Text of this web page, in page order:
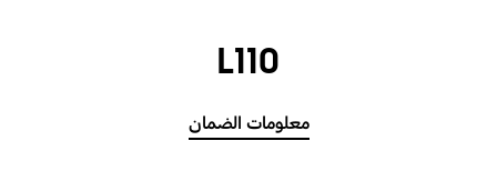
L110
معلومات الضمان